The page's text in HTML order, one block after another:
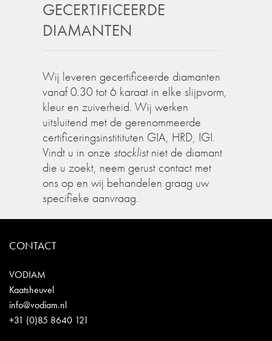
GECERTIFICEERDE
DIAMANTEN
Wij leveren gecertificeerde diamanten
vanaf 0.30 tot 6 karaat in elke slijpvorm,
kleur en zuiverheid. Wij werken
uitsluitend met de gerenommeerde
certificeringsinstitituten GIA, HRD, IGI.
Vindt u in onze stocklistniet de diamant
die u zoekt, neem gerust contact met
ons op en wij behandelen graag uw
specifieke aanvraag.
CONTACT
VODIAM
Kaatsheuvel
info@vodiam.nl
+31 (0)85 8640 121